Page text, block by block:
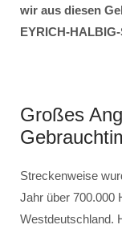
wir aus diesen
EYRICH-
Großes
Streckenweise
Jahr über 700.000
Westdeutschland.